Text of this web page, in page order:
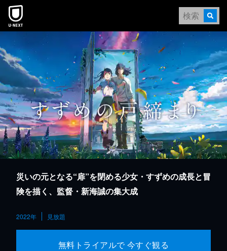
本文へスキップ
災いの元となる“扉”を閉める少女・すずめの成長と冒
険を描く、監督・新海誠の集大成
2022年 見放題
無料トライアルで 今すぐ観る